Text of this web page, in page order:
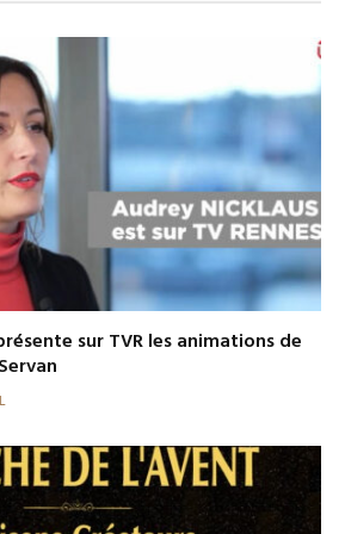
sur TVR les animations de